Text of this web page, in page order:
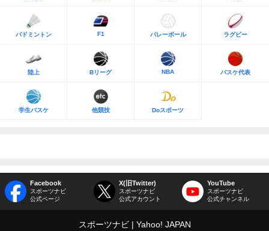
バドミントン F1 バレーボール ラグビー
陸上 Bリーグ NBA バスケ代表
学生バスケ 他競技 Doスポーツ
Facebook
スポーツナビ
公式ページ
X(旧Twitter)
スポーツナビ
公式アカウント
YouTube
スポーツナビ
公式チャンネル
スポーツナビ Yahoo! JAPAN